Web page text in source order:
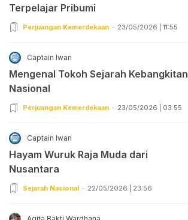
Terpelajar Pribumi
Perjuangan Kemerdekaan 23/05/2026 | 11:55
Captain Iwan
Mengenal Tokoh Sejarah Kebangkitan
Nasional
Perjuangan Kemerdekaan 23/05/2026 | 03:55
Captain Iwan
Hayam Wuruk Raja Muda dari
Nusantara
Sejarah Nasional 22/05/2026 | 23:56